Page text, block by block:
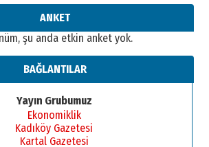
ANKET
şu anda etkin anket yok.
BAĞLANTILAR
Yayın Grubumuz
Ekonomiklik
Kadıköy Gazetesi
Kartal Gazetesi